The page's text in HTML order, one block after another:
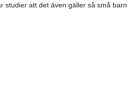
studier att det även gäller så små barn